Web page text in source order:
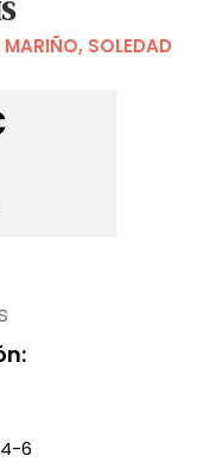
MARIÑO, SOLEDAD
6